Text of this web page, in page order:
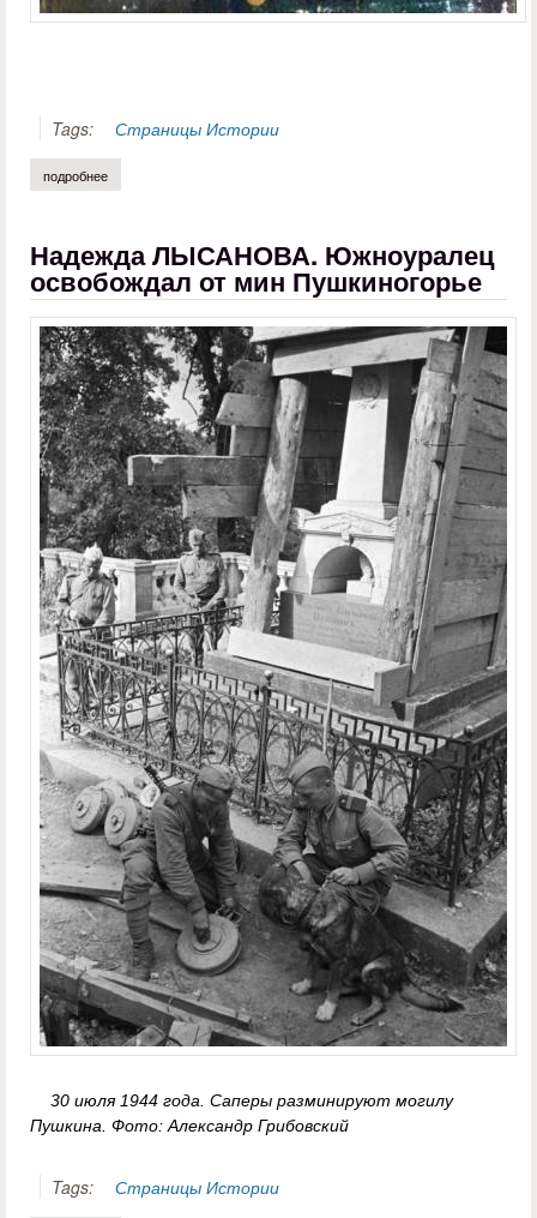
Tags: Страницы Истории
подробнее
Надежда ЛЫСАНОВА. Южноуралец
освобождал от мин Пушкиногорье
30 июля 1944 года. Саперы разминируют могилу
Пушкина. Фото: Александр Грибовский
Tags: Страницы Истории